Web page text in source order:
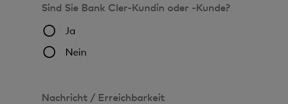
Sind Sie Bank Cler-Kundin oder -Kunde?
Ja
Nein
Nachricht / Erreichbarkeit